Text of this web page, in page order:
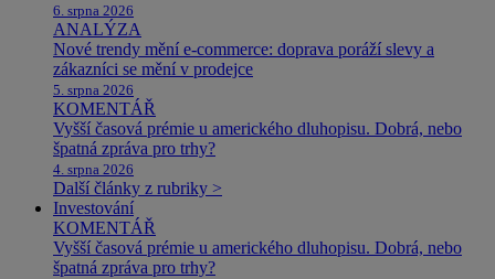
6. srpna 2026
ANALÝZA
Nové trendy mění e-commerce: doprava poráží slevy a
zákazníci se mění v prodejce
5. srpna 2026
KOMENTÁŘ
Vyšší časová prémie u amerického dluhopisu. Dobrá, nebo
špatná zpráva pro trhy?
4. srpna 2026
Další články z rubriky >
Investování
KOMENTÁŘ
Vyšší časová prémie u amerického dluhopisu. Dobrá, nebo
špatná zpráva pro trhy?